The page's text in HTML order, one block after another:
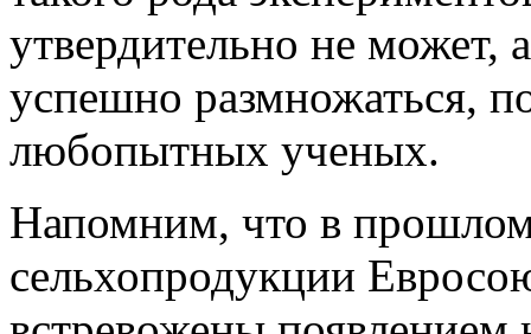
утвердительно не может,
успешно размножаться,
любопытных ученых.
Напомним, что в прошлом
сельхопродукции